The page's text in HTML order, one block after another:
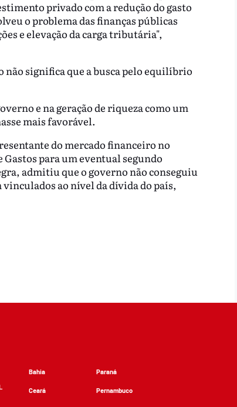
privado com a redução do gasto
o problema das finanças públicas
e elevação da carga tributária",
não significa que a busca pelo equilíbrio
e na geração de riqueza como um
mais favorável.
do mercado financeiro no
para um eventual segundo
admitiu que o governo não conseguiu
ao nível da dívida do país,
Bahia
Ceará
Paraná
Pernambuco